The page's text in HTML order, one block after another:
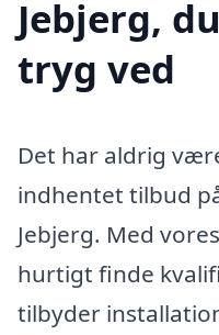
Jebjerg,
tryg ved
Det har aldrig
indhentet tilbud
Jebjerg. Med
hurtigt finde
tilbyder